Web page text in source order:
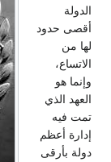
الدولة
أقصى حدود
لها من
الاتساع،
وإنما هو
العهد الذي
تمت فيه
إدارة أعظم
دولة بأرقى